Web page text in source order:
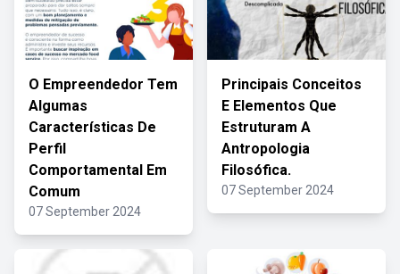
O Empreendedor Tem
Algumas
Características De
Perfil
Comportamental Em
Comum
07 September 2024
Principais Conceitos
E Elementos Que
Estruturam A
Antropologia
Filosófica.
07 September 2024